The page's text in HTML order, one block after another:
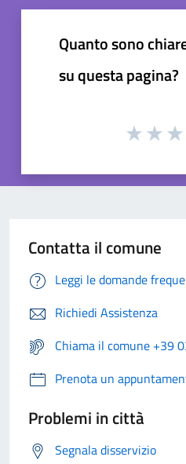
Quanto sono
su questa pagina?
Contatta il comune
Leggi le domande
Richiedi Assistenza
Chiama il comune +39
Prenota un
Problemi in città
Segnala disservizio